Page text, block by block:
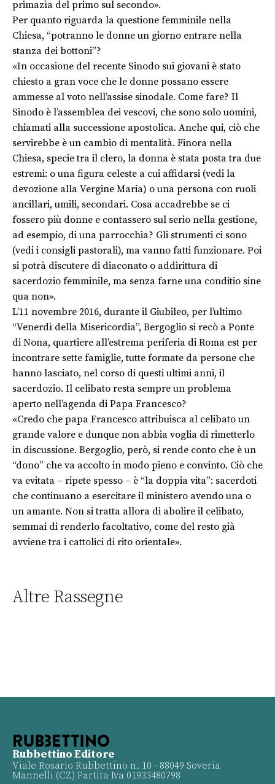
primazìa del primo sul secondo».
Per quanto riguarda la questione femminile nella
Chiesa, “potranno le donne un giorno entrare nella
stanza dei bottoni”?
«In occasione del recente Sinodo sui giovani è stato
chiesto a gran voce che le donne possano essere
ammesse al voto nell’assise sinodale. Come fare? Il
Sinodo è l’assemblea dei vescovi, che sono solo uomini,
chiamati alla successione apostolica. Anche qui, ciò che
servirebbe è un cambio di mentalità. Finora nella
Chiesa, specie tra il clero, la donna è stata posta tra due
estremi: o una figura celeste a cui affidarsi (vedi la
devozione alla Vergine Maria) o una persona con ruoli
ancillari, umili, secondari. Cosa accadrebbe se ci
fossero più donne e contassero sul serio nella gestione,
ad esempio, di una parrocchia? Gli strumenti ci sono
(vedi i consigli pastorali), ma vanno fatti funzionare. Poi
si potrà discutere di diaconato o addirittura di
sacerdozio femminile, ma senza farne una conditio sine
qua non».
L’11 novembre 2016, durante il Giubileo, per l’ultimo
“Venerdì della Misericordia”, Bergoglio si recò a Ponte
di Nona, quartiere all’estrema periferia di Roma est per
incontrare sette famiglie, tutte formate da persone che
hanno lasciato, nel corso di questi ultimi anni, il
sacerdozio. Il celibato resta sempre un problema
aperto nell’agenda di Papa Francesco?
«Credo che papa Francesco attribuisca al celibato un
grande valore e dunque non abbia voglia di rimetterlo
in discussione. Bergoglio, però, si rende conto che è un
“dono” che va accolto in modo pieno e convinto. Ciò che
va evitata – ripete spesso – è “la doppia vita”: sacerdoti
che continuano a esercitare il ministero avendo una o
un amante. Non si tratta allora di abolire il celibato,
semmai di renderlo facoltativo, come del resto già
avviene tra i cattolici di rito orientale».
Altre Rassegne
Rubbettino Editore
Viale Rosario Rubbettino n. 10 - 88049 Soveria
Mannelli (CZ) Partita Iva 01933480798